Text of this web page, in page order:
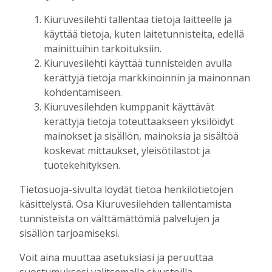
mainos päättyy
AIEMMIN AIHEESTA
Kiuruvesilehti tallentaa tietoja laitteelle ja
käyttää tietoja, kuten laitetunnisteita, edellä
mainittuihin tarkoituksiin.
Kiuruvesilehti käyttää tunnisteiden avulla
kerättyjä tietoja markkinoinnin ja mainonnan
kohdentamiseen.
Kiuruvesilehden kumppanit käyttävät
kerättyjä tietoja toteuttaakseen yksilöidyt
mainokset ja sisällön, mainoksia ja sisältöä
koskevat mittaukset, yleisötilastot ja
tuotekehityksen.
Tietosuoja-sivulta löydät tietoa henkilötietojen
käsittelystä. Osa Kiuruvesilehden tallentamista
tunnisteista on välttämättömiä palvelujen ja
sisällön tarjoamiseksi.
Voit aina muuttaa asetuksiasi ja peruuttaa